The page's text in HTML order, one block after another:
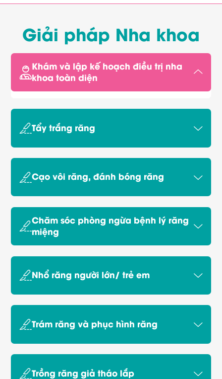
Giải pháp Nha khoa
Khám và lập kế hoạch điều trị nha
khoa toàn diện
Tẩy trắng răng
Cạo vôi răng, đánh bóng răng
Chăm sóc phòng ngừa bệnh lý răng
miệng
Nhổ răng người lớn/ trẻ em
Trám răng và phục hình răng
Trồng răng giả tháo lắp